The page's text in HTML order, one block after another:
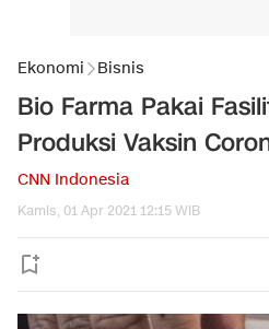
Ekonomi Bisnis
Bio Farma Pakai
Produksi Vaksin
CNN Indonesia
Kamis, 01 Apr 2021 12:15 WIB